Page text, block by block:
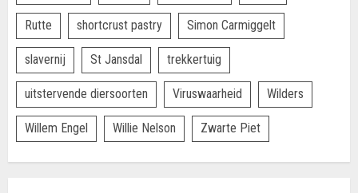
Rutte shortcrust pastry Simon Carmiggelt
slavernij St Jansdal trekkertuig
uitstervende diersoorten Viruswaarheid Wilders
Willem Engel Willie Nelson Zwarte Piet